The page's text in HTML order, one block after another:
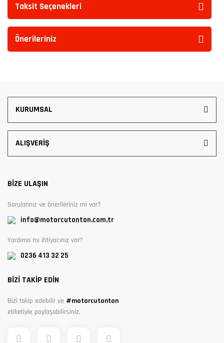
Taksit Seçenekleri
Önerileriniz
KURUMSAL
ALIŞVERİŞ
BİZE ULAŞIN
Sorularınız ve önerileriniz mi var?
info@motorcutonton.com.tr
Yardıma mı ihtiyacınız var?
0236 413 32 25
BİZİ TAKİP EDİN
Bizi takip edebilir ve #motorcutonton
etiketiyle paylaşabilirsiniz.